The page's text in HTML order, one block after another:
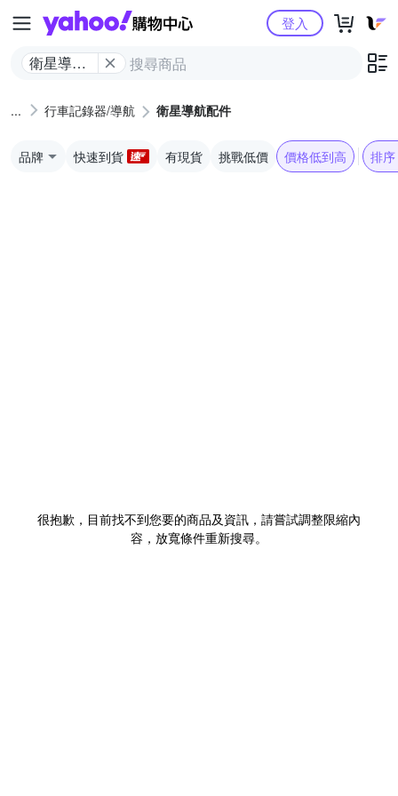
Yahoo購物中心
衛星導航
登入
行車記錄器/導航 衛星導航配件
品牌 快速到貨 有現貨 挑戰低價 價格低到高 排序
很抱歉，目前找不到您要的商品及資訊，請嘗試調整限縮內
容，放寬條件重新搜尋。